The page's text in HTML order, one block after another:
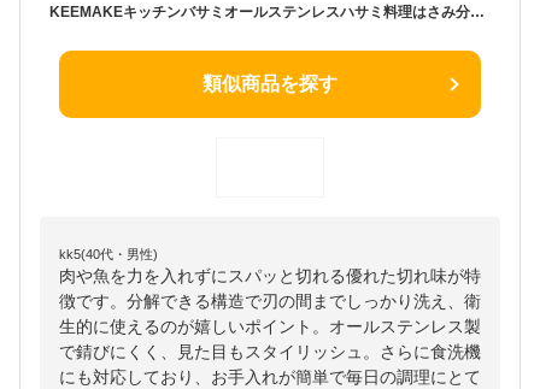
KEEMAKEキッチンバサミオールステンレスハサミ料理はさみ分解食洗機対応はさみキッチンはさみ切れ味洗える万能家庭用調理用ハサミ肉切り焼肉
類似商品を探す
kk5(40代・男性)
肉や魚を力を入れずにスパッと切れる優れた切れ味が特
徴です。分解できる構造で刃の間までしっかり洗え、衛
生的に使えるのが嬉しいポイント。オールステンレス製
で錆びにくく、見た目もスタイリッシュ。さらに食洗機
にも対応しており、お手入れが簡単で毎日の調理にとて